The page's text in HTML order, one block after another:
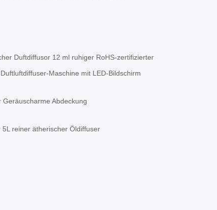
Duftdiffusor 12 ml ruhiger RoHS-zertifizierter
Maschine mit LED-Bildschirm
Abdeckung
reiner ätherischer Öldiffuser